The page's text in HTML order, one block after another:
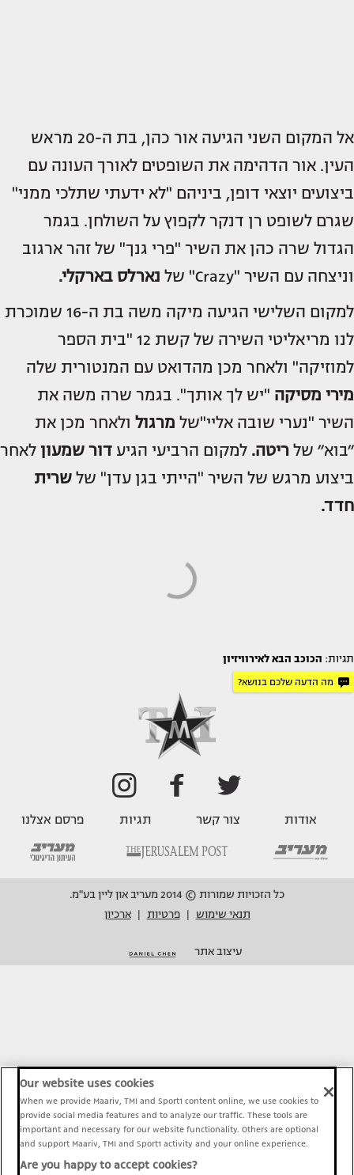
אל המקום השני הגיעה אור כהן, בת ה-20 מראש
העין. אור הדהימה את השופטים לאורך העונה עם
ביצועים יוצאי דופן, ביניהם "לא ידעתי שתלכי ממני"
שגרם לשופט רן דנקר לקפוץ על השולחן. בגמר
הגדול שרה כהן את השיר "פרי גנך" של זהר ארגוב
וניצחה עם השיר "Crazy" של
נארלס בארקלי.
למקום השלישי הגיעה מיקה משה בת ה-16 שמוכרת
לנו מריאליטי השירה של קשת 12 "בית הספר
למוזיקה" ולאחר מכן מהדואט עם המנטורית שלה
מירי מסיקה "יש לך אותך". בגמר שרה משה את
השיר "נערי שובה אליי"של מרגול ולאחר מכן את
״בוא״ של ריטה. למקום הרביעי הגיע דור שמעון לאחר
ביצוע מרגש של השיר "הייתי בגן עדן" של שרית
חדד.
תגיות: הכוכב הבא לאירוויזיון
מה הדעה שלכם בנושא?
אודות צור קשר תגיות פרסם אצלנו
כל הזכויות שמורות © 2014 מעריב און ליין בע"מ.
תנאי שימוש
פרטיות ארכיון
עיצוב אתר
Our website uses cookies
When we provide Maariv, TMI and Sport1 content online, we use cookies to
provide social media features and to analyze our traffic. These tools are
important and necessary for our website functionality. Others are optional
and support Maariv, TMI and Sport1 activity and your online experience.
Are you happy to accept cookies?